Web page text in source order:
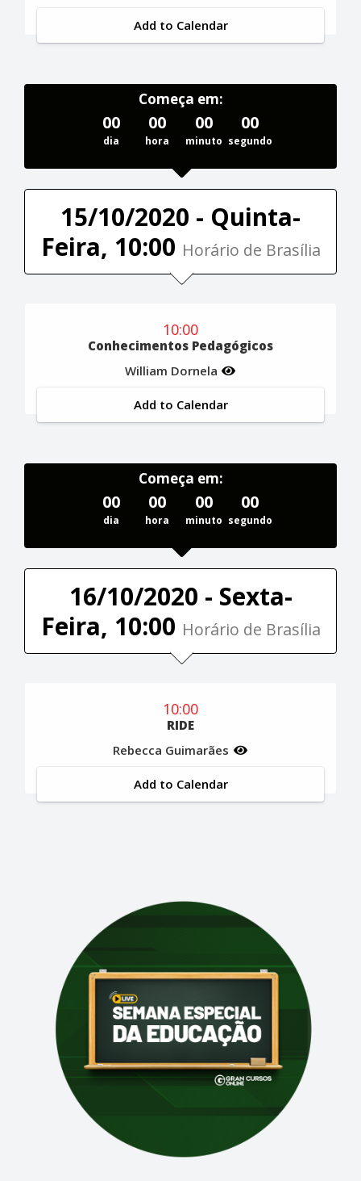
Add to Calendar
Começa em:
00
dia
00
hora
00
minuto
00
segundo
15/10/2020 - Quinta-
Feira, 10:00 Horário de Brasília
10:00
Conhecimentos Pedagógicos
William Dornela
Add to Calendar
Começa em:
00
dia
00
hora
00
minuto
00
segundo
16/10/2020 - Sexta-
Feira, 10:00 Horário de Brasília
10:00
RIDE
Rebecca Guimarães
Add to Calendar